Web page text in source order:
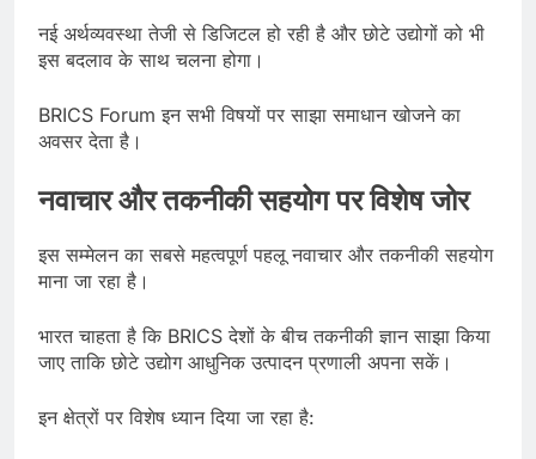
नई अर्थव्यवस्था तेजी से डिजिटल हो रही है और छोटे उद्योगों को भी
इस बदलाव के साथ चलना होगा।
BRICS Forum इन सभी विषयों पर साझा समाधान खोजने का
अवसर देता है।
नवाचार और तकनीकी सहयोग पर विशेष जोर
इस सम्मेलन का सबसे महत्वपूर्ण पहलू नवाचार और तकनीकी सहयोग
माना जा रहा है।
भारत चाहता है कि BRICS देशों के बीच तकनीकी ज्ञान साझा किया
जाए ताकि छोटे उद्योग आधुनिक उत्पादन प्रणाली अपना सकें।
इन क्षेत्रों पर विशेष ध्यान दिया जा रहा है: